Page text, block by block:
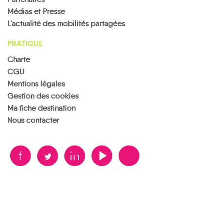
Médias et Presse
L’actualité des mobilités partagées
PRATIQUE
Charte
CGU
Mentions légales
Gestion des cookies
Ma fiche destination
Nous contacter
B A D F V